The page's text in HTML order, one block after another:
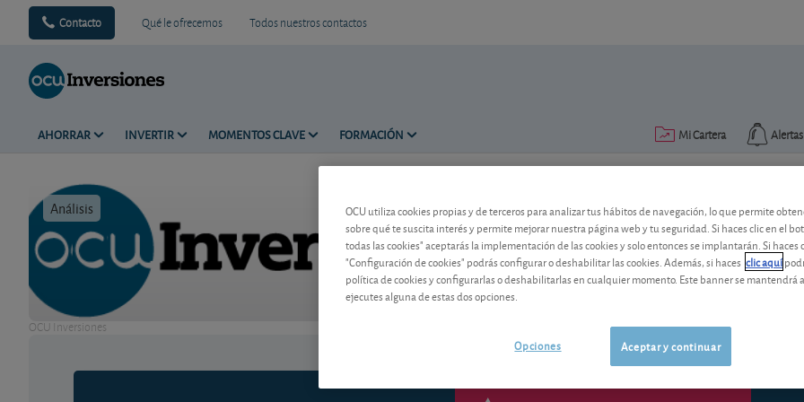
Contacto Qué le ofrecemos Todos nuestros contactos
AHORRAR INVERTIR MOMENTOS CLAVE FORMACIÓN Alertas
Mi Cartera
Análisis Tiempo de lectura: 2 min.
OCU Inversiones
Teleflex: avanza con paso
El grupo farmacéutico mantiene unas
OCU utiliza cookies propias y de terceros para analizar tus hábitos de navegación, lo que permite
sobre qué te suscita interés y permite mejorar nuestra página web y tu seguridad. Si haces clic en el
todas las cookies" aceptarás la implementación de las cookies y solo entonces se implantarán. Si haces
"Configuración de cookies" podrás configurar o deshabilitar las cookies. Además, si haces clic aquí
política de cookies y configurarlas o deshabilitarlas en cualquier momento. Este banner se mantendrá
ejecutes alguna de estas dos opciones.
Aceptar y continuar
Opciones